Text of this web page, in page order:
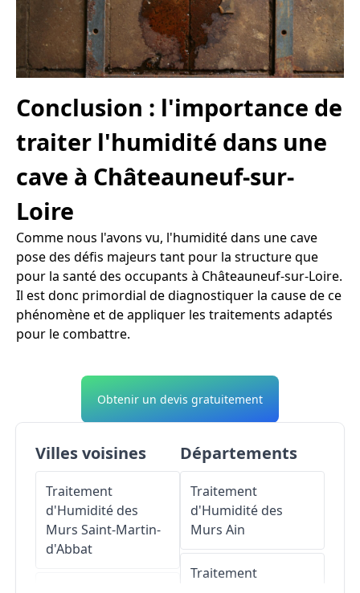
Conclusion : l'importance de
traiter l'humidité dans une
cave à Châteauneuf-sur-
Loire
Comme nous l'avons vu, l'humidité dans une cave
pose des défis majeurs tant pour la structure que
pour la santé des occupants à Châteauneuf-sur-Loire.
Il est donc primordial de diagnostiquer la cause de ce
phénomène et de appliquer les traitements adaptés
pour le combattre.
Obtenir un devis gratuitement
Villes voisines
Traitement
d'Humidité des
Murs Saint-Martin-
d'Abbat
Départements
Traitement
d'Humidité des
Murs Ain
Traitement